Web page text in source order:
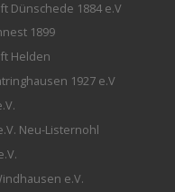
Dünschede 1884 e.V
1899
Helden
1927 e.V
Neu-Listernohl
e.V.